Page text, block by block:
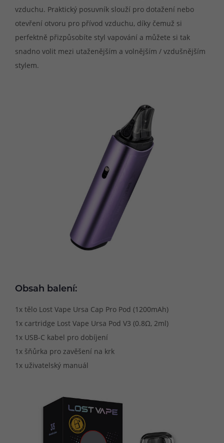
vzduchu. Praktický posuvník slouží pro dotažení nebo
otevření otvoru pro přívod vzduchu, díky čemuž si
perfektně přizpůsobíte styl vapování a můžete si tak
snadno volit mezi utaženějším a volnějším / vzdušnějším
stylem.
Obsah balení:
1x tělo Lost Vape Ursa Cap Pro Pod (1200mAh)
1x cartridge Lost Vape Ursa Pod V3 (0.8Ω, 2ml)
1x USB-C kabel pro dobíjení
1x šňůrka pro zavěšení na krk
1x uživatelský manuál